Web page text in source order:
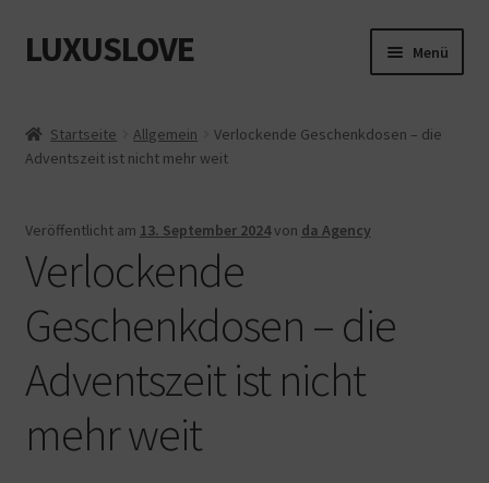
Zur
Navigation
Zum
Inhalt
LUXUSLOVE Menü
Cookie-Richtlinie (EU)
Datenschutz
Impressum
Kasse
Mein Konto
Shop
Startseite Allgemein
Verlockende Geschenkdosen – die
Adventszeit ist nicht mehr weit
Veröffentlicht am 13. September 2024von da Agency
Verlockende
Geschenkdosen – die
Adventszeit ist nicht
mehr weit